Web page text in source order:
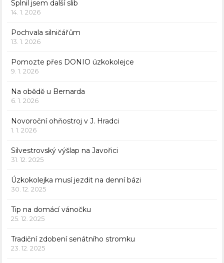
Splnil jsem další slib
14. 1. 2026
Pochvala silničářům
13. 1. 2026
Pomozte přes DONIO úzkokolejce
9. 1. 2026
Na obědě u Bernarda
6. 1. 2026
Novoroční ohňostroj v J. Hradci
1. 1. 2026
Silvestrovský výšlap na Javořici
31. 12. 2025
Úzkokolejka musí jezdit na denní bázi
30. 12. 2025
Tip na domácí vánočku
25. 12. 2025
Tradiční zdobení senátního stromku
23. 12. 2025